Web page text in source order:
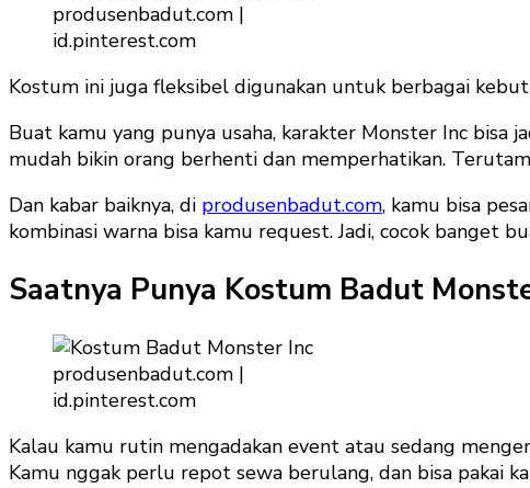
produsenbadut.com |
id.pinterest.com
Kostum ini juga fleksibel digunakan untuk berbagai
Buat kamu yang punya usaha, karakter Monster Inc bisa
mudah bikin orang berhenti dan memperhatikan.
Dan kabar baiknya, di produsenbadut.com, kamu bisa
kombinasi warna bisa kamu request. Jadi, cocok banget
Saatnya Punya Kostum Badut
produsenbadut.com |
id.pinterest.com
Kalau kamu rutin mengadakan event atau sedang
Kamu nggak perlu repot sewa berulang, dan bisa pakai